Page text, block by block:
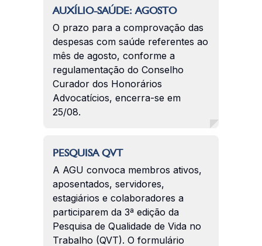
AUXÍLIO-SAÚDE: AGOSTO
O prazo para a comprovação das
despesas com saúde referentes ao
mês de agosto, conforme a
regulamentação do Conselho
Curador dos Honorários
Advocatícios, encerra-se em
25/08.
PESQUISA QVT
A AGU convoca membros ativos,
aposentados, servidores,
estagiários e colaboradores a
participarem da 3ª edição da
Pesquisa de Qualidade de Vida no
Trabalho (QVT). O formulário